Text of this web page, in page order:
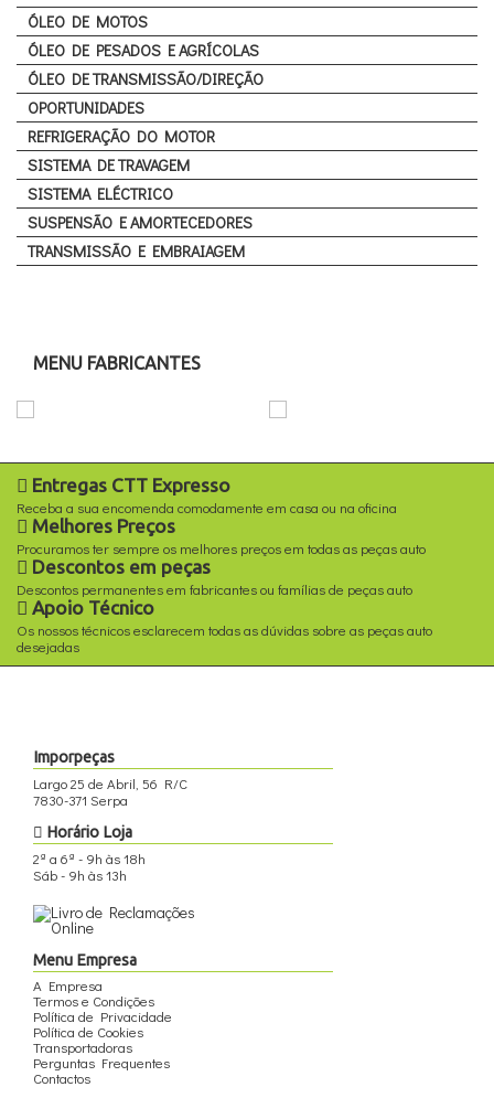
ÓLEO DE MOTOS
ÓLEO DE PESADOS E AGRÍCOLAS
ÓLEO DE TRANSMISSÃO/DIREÇÃO
OPORTUNIDADES
REFRIGERAÇÃO DO MOTOR
SISTEMA DE TRAVAGEM
SISTEMA ELÉCTRICO
SUSPENSÃO E AMORTECEDORES
TRANSMISSÃO E EMBRAIAGEM
MENU FABRICANTES
Entregas CTT Expresso
Receba a sua encomenda comodamente em casa ou na oficina
Melhores Preços
Procuramos ter sempre os melhores preços em todas as peças auto
Descontos em peças
Descontos permanentes em fabricantes ou famílias de peças auto
Apoio Técnico
Os nossos técnicos esclarecem todas as dúvidas sobre as peças auto
desejadas
Imporpeças
Largo 25 de Abril, 56 R/C
7830-371 Serpa
Horário Loja
2ª a 6ª - 9h às 18h
Sáb - 9h às 13h
Menu Empresa
A Empresa
Termos e Condições
Política de Privacidade
Política de Cookies
Transportadoras
Perguntas Frequentes
Contactos